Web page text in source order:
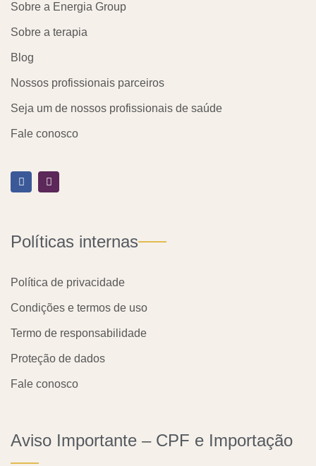
Sobre a Energia Group
Sobre a terapia
Blog
Nossos profissionais parceiros
Seja um de nossos profissionais de saúde
Fale conosco
a
c
k
n
s
a
m
Políticas internas
Política de privacidade
Condições e termos de uso
Termo de responsabilidade
Proteção de dados
Fale conosco
Aviso Importante – CPF e Importação